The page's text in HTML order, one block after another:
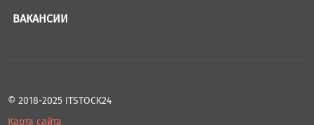
ВАКАНСИИ
© 2018-2025 ITSTOCK24
Карта сайта